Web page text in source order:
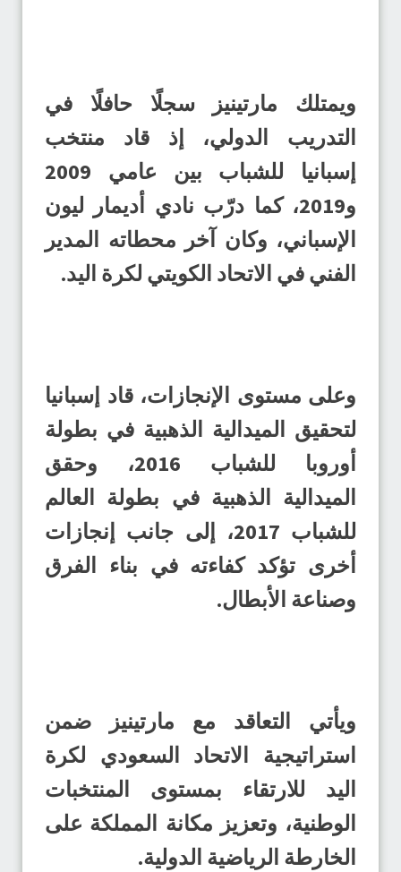
ويمتلك مارتينيز سجلًا حافلًا في
التدريب الدولي، إذ قاد منتخب
إسبانيا للشباب بين عامي 2009
و2019، كما درّب نادي أديمار ليون
الإسباني، وكان آخر محطاته المدير
الفني في الاتحاد الكويتي لكرة اليد.
وعلى مستوى الإنجازات، قاد إسبانيا
لتحقيق الميدالية الذهبية في بطولة
أوروبا للشباب 2016، وحقق
الميدالية الذهبية في بطولة العالم
للشباب 2017، إلى جانب إنجازات
أخرى تؤكد كفاءته في بناء الفرق
وصناعة الأبطال.
ويأتي التعاقد مع مارتينيز ضمن
استراتيجية الاتحاد السعودي لكرة
اليد للارتقاء بمستوى المنتخبات
الوطنية، وتعزيز مكانة المملكة على
الخارطة الرياضية الدولية.